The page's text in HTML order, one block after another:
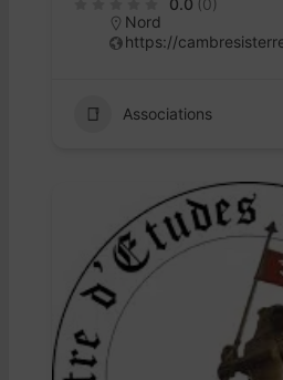
0.0 (0)
Nord
https://
Associations